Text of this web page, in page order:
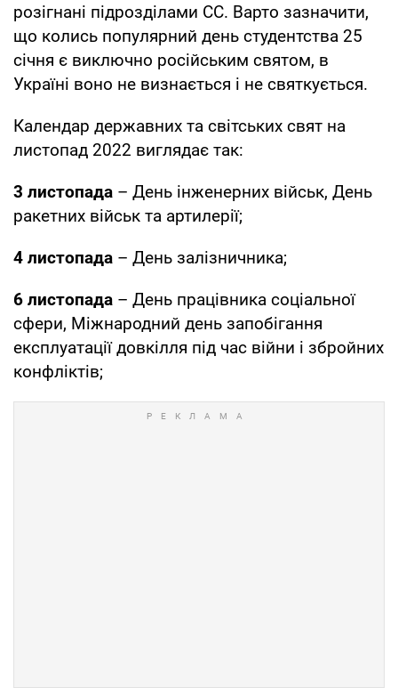
розігнані підрозділами СС. Варто зазначити,
що колись популярний день студентства 25
січня є виключно російським святом, в
Україні воно не визнається і не святкується.
Календар державних та світських свят на
листопад 2022 виглядає так:
3 листопада – День інженерних військ, День
ракетних військ тa артилерії;
4 листопада – День залізничника;
6 листопада – День працівника соціальної
сфери, Міжнародний день запобігання
експлуатації довкілля під час війни і збройних
конфліктів;